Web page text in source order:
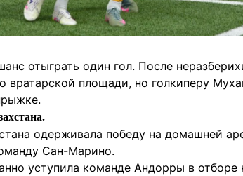
отыграть один гол. После
вратарской площади, но голкиперу
одерживала победу на домашней
Сан-Марино.
уступила команде Андорры в отборе